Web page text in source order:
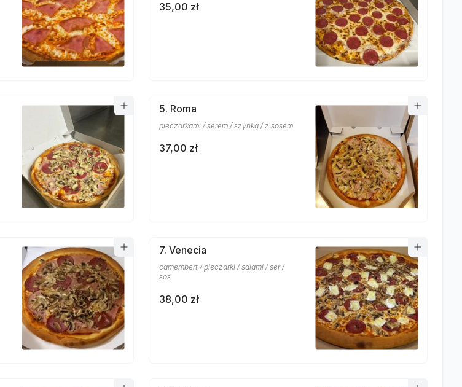
35,00 zł
5. Roma
pieczarkami / serem / szynką / z sosem
37,00 zł
7. Venecia
camembert / pieczarki / salami / ser /
sos
38,00 zł